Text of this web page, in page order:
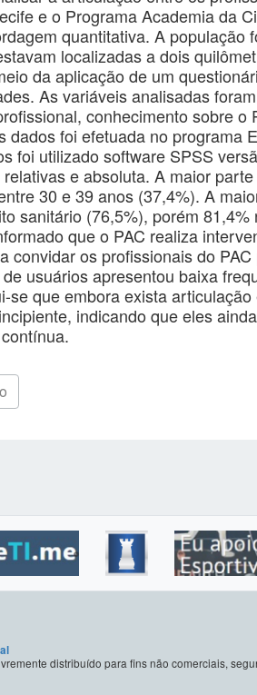
e o Programa Academia da
quantitativa. A população
localizadas a dois
da aplicação de um
As variáveis analisadas
conhecimento sobre o
dados foi efetuada no programa
foi utilizado software SPSS
e absoluta. A maior
30 e 39 anos (37,4%). A
sanitário (76,5%), porém
que o PAC realiza
convidar os profissionais do
usuários apresentou baixa
se que embora exista
indicando que eles
distribuído para fins não comerciais,